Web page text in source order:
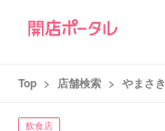
Top > 店舗検索 > やまさき
飲食店